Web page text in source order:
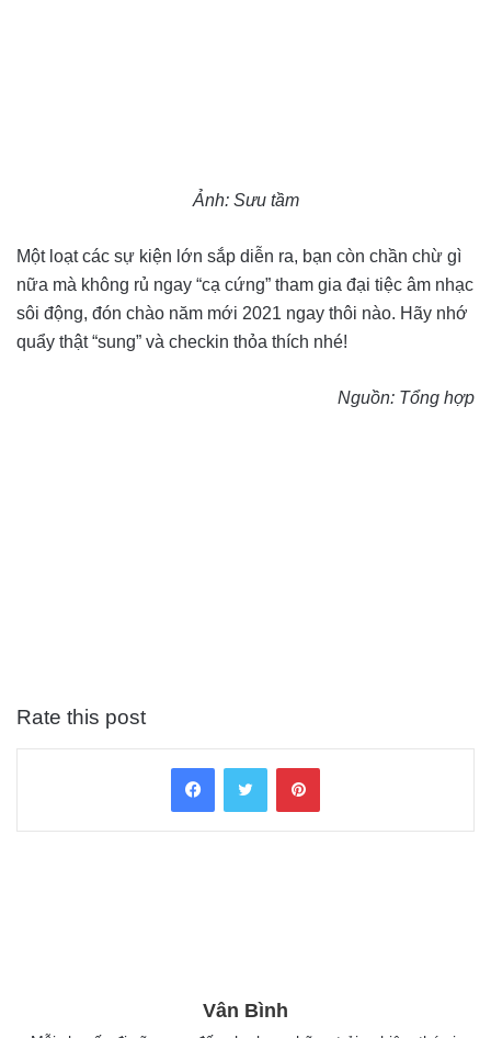
Ảnh: Sưu tầm
Một loạt các sự kiện lớn sắp diễn ra, bạn còn chần chừ gì
nữa mà không rủ ngay “cạ cứng” tham gia đại tiệc âm nhạc
sôi động, đón chào năm mới 2021 ngay thôi nào. Hãy nhớ
quẩy thật “sung” và checkin thỏa thích nhé!
Nguồn: Tổng hợp
Rate this post
FacebookTwitter Pinterest
Vân Bình